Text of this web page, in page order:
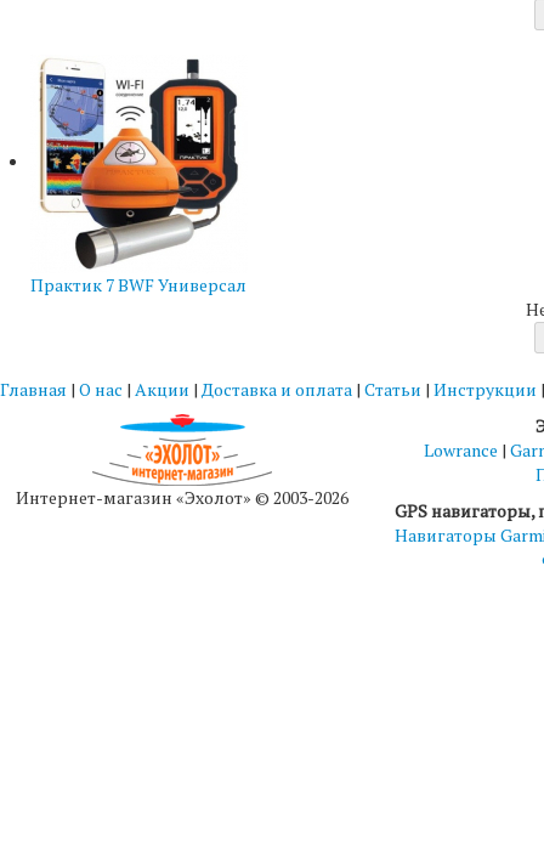
Практик 7 BWF Универсал
Главная | О нас | Акции |Доставка и оплата | Статьи | Инструкции
Интернет-магазин «Эхолот» © 2003-2026
Lowrance |
GPS
Навигаторы